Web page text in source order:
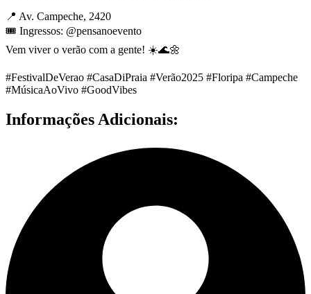
📍 Av. Campeche, 2420
🎟️ Ingressos: @pensanoevento
Vem viver o verão com a gente! ☀️🌊🌼
#FestivalDeVerao #CasaDiPraia #Verão2025 #Floripa #Campeche
#MúsicaAoVivo #GoodVibes
Informações Adicionais: